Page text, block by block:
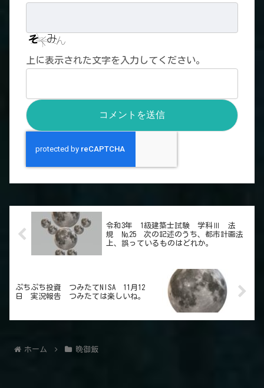
上に表示された文字を入力してください。
令和3年 1級建築士試験 学科Ⅲ 法
規 №25 次の記述のうち、都市計画法
上、誤っているものはどれか。
ぷちぷち投資 つみたてNISA 11月12
日 実況報告 つみたては楽しいね。
ホーム 晩御飯